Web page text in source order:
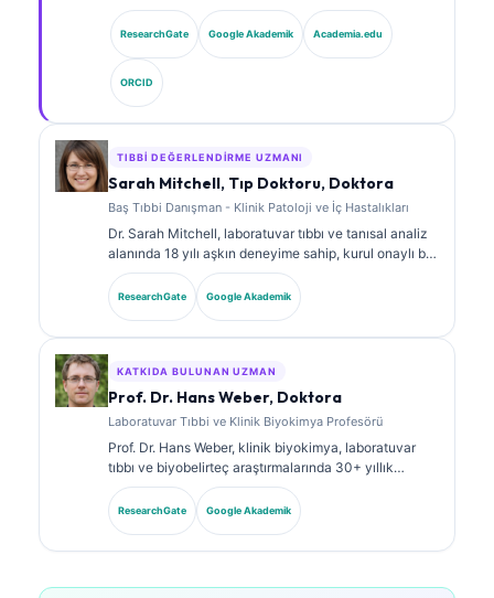
kurul onaylı bir klinik hematolog ve dâhiliye
uzmanıdır. Kantesti AI bünyesinde Tıbbi Direktör
olarak, tescilli sinir ağının tıbbi doğruluğuna ilişkin
klinik gözetim sağlar. Dr. Klein, biyobelirteç
yorumlanması ve laboratuvar tıbbı konularında
laboratuvar tanılarına ilişkin kapsamlı yayınlar
yapmıştır.
ResearchGate Google Akademik Academia.edu
ORCID
TIBBI DEĞERLENDIRME UZMANI
Sarah Mitchell, Tıp Doktoru, Doktora
Baş Tıbbi Danışman - Klinik Patoloji ve İç Hastalıkları
Dr. Sarah Mitchell, laboratuvar tıbbı ve tanısal analiz
alanında 18 yılı aşkın deneyime sahip, kurul onaylı bir
klinik patologdur. Klinik kimya alanında uzmanlık
sertifikalarına sahiptir ve klinik uygulamada
biyobelirteç panelleri ile laboratuvar analizi üzerine
ResearchGate Google Akademik
KATKIDA BULUNAN UZMAN
Prof. Dr. Hans Weber, Doktora
Laboratuvar Tıbbi ve Klinik Biyokimya Profesörü
Prof. Dr. Hans Weber, klinik biyokimya, laboratuvar
tıbbı ve biyobelirteç araştırmalarında 30+ yıllık
uzmanlığa sahiptir. Alman Klinik Kimya Derneği’nin
eski Başkanıdır; tanısal panel analizi, biyobelirteç
standardizasyonu ve yapay zeka destekli laboratuvar
ResearchGate Google Akademik